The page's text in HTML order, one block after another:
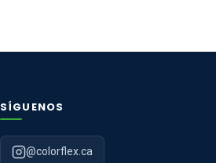
SÍGUENOS
@colorflex.ca